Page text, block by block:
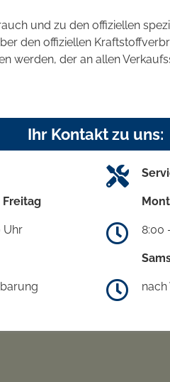
und zu den offiziellen
den offiziellen
werden, der an allen
Ihr Kontakt zu uns:
Freitag
Uhr 8:00
nach